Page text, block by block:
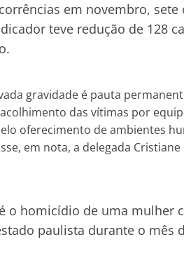
em novembro,
teve redução de 128
gravidade é pauta
das vítimas por
oferecimento de ambientes
em nota, a delegada
o homicídio de uma mulher
paulista durante o mês